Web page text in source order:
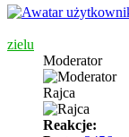
zielu
Moderator
Rajca
Reakcje: